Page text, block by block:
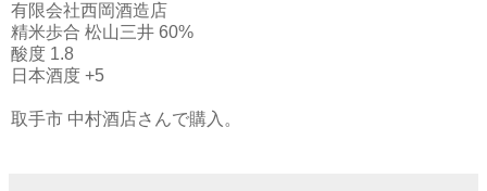
有限会社西岡酒造店
精米歩合 松山三井 60%
酸度 1.8
日本酒度 +5
取手市 中村酒店さんで購入。